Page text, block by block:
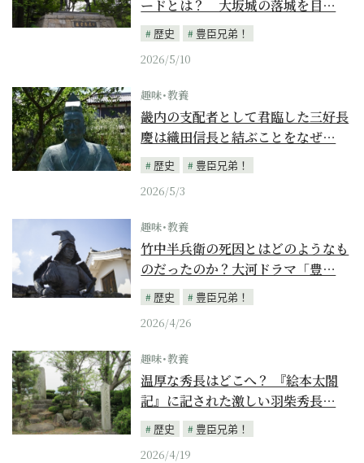
ードとは？ 大坂城の落城を目…
歴史
豊臣兄弟！
2026/5/10
趣味･教養
畿内の支配者として君臨した三好長
慶は織田信長と結ぶことをなぜ…
歴史
豊臣兄弟！
2026/5/3
趣味･教養
竹中半兵衛の死因とはどのようなも
のだったのか？大河ドラマ「豊…
歴史
豊臣兄弟！
2026/4/26
趣味･教養
温厚な秀長はどこへ？ 『絵本太閤
記』に記された激しい羽柴秀長…
歴史
豊臣兄弟！
2026/4/19